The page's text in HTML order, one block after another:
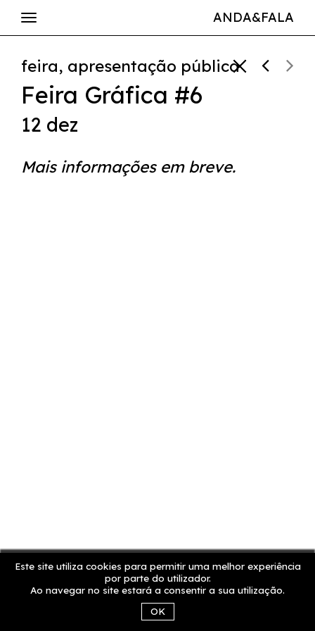
Este site utiliza cookies para permitir uma melhor experiência
por parte do utilizador.
Ao navegar no site estará a consentir a sua utilização.
OK
ANDA&FALA
feira, apresentação pública
Feira Gráfica #6
12 dez
Mais informações em breve.